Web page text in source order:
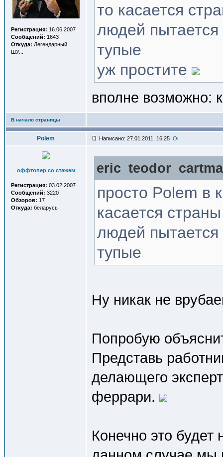
Регистрация: 16.06.2007
Сообщений: 1643
Откуда: Легендарный
ШУ...
то касается
людей пытается
тупые
уж простите
вполне возможно:
В начало страницы
Polem Написано: 27.01.2011, 16:25
оффтопер со стажем
Регистрация: 03.02.2007
Сообщений: 3220
Обзоров: 17
Откуда: беларусь
просто Polem в
касается
людей пытается
тупые
Ну никак не
Попробую
Представь
делающего
феррари.
Конечно это будет